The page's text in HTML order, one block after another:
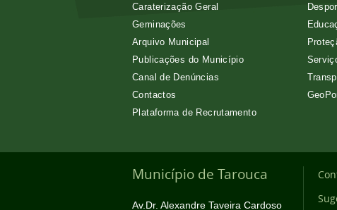
Caraterização Geral
Geminações
Arquivo Municipal
Publicações do Município
Canal de Denúncias
Contactos
Plataforma de Recrutamento
Município de Tarouca
Av.Dr. Alexandre Taveira Cardoso